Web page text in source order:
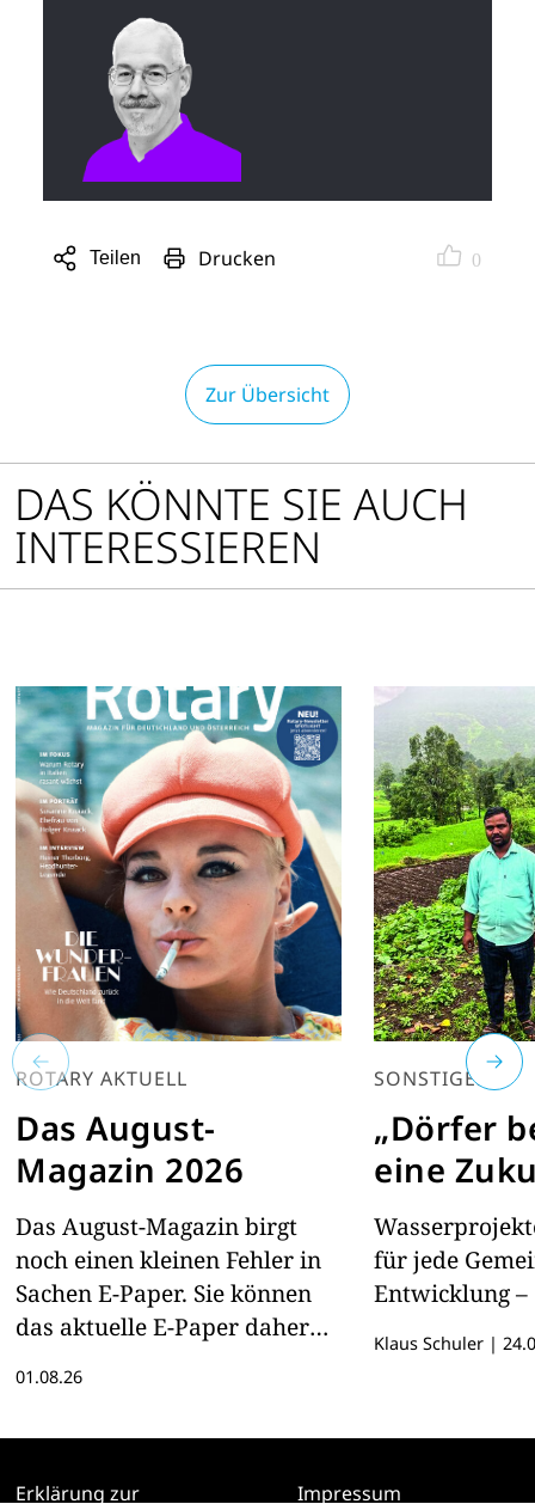
Teilen
Sharing
Drucken 0
Zur Übersicht
DAS KÖNNTE SIE AUCH
INTERESSIEREN
ROTARY AKTUELL
Das August-
Magazin 2026
Das August-Magazin birgt
noch einen kleinen Fehler in
Sachen E-Paper. Sie können
das aktuelle E-Paper daher
01.08.26
SONSTIGES
„Dörfer
eine
für jede
Entwicklung –
Klaus Schuler |
Erklärung zur Impressum